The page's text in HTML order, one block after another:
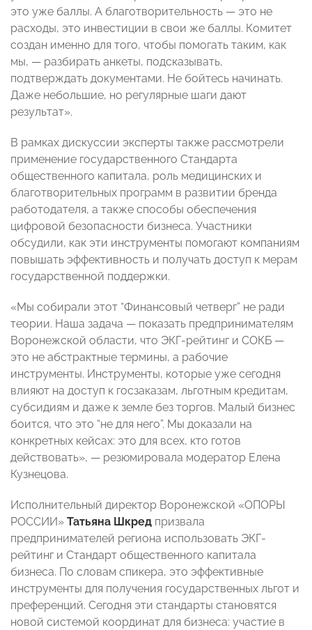
это уже баллы. А благотворительность — это не
расходы, это инвестиции в свои же баллы. Комитет
создан именно для того, чтобы помогать таким, как
мы, — разбирать анкеты, подсказывать,
подтверждать документами. Не бойтесь начинать.
Даже небольшие, но регулярные шаги дают
результат».
В рамках дискуссии эксперты также рассмотрели
применение государственного Стандарта
общественного капитала, роль медицинских и
благотворительных программ в развитии бренда
работодателя, а также способы обеспечения
цифровой безопасности бизнеса. Участники
обсудили, как эти инструменты помогают компаниям
повышать эффективность и получать доступ к мерам
государственной поддержки.
«Мы собирали этот “Финансовый четверг” не ради
теории. Наша задача — показать предпринимателям
Воронежской области, что ЭКГ-рейтинг и СОКБ —
это не абстрактные термины, а рабочие
инструменты. Инструменты, которые уже сегодня
влияют на доступ к госзаказам, льготным кредитам,
субсидиям и даже к земле без торгов. Малый бизнес
боится, что это “не для него”. Мы доказали на
конкретных кейсах: это для всех, кто готов
действовать», — резюмировала модератор Елена
Кузнецова.
Исполнительный директор Воронежской «ОПОРЫ
РОССИИ» Татьяна Шкред призвала
предпринимателей региона использовать ЭКГ-
рейтинг и Стандарт общественного капитала
бизнеса. По словам спикера, это эффективные
инструменты для получения государственных льгот и
преференций. Сегодня эти стандарты становятся
новой системой координат для бизнеса: участие в